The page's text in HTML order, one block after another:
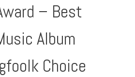
– Best
Album
Choice